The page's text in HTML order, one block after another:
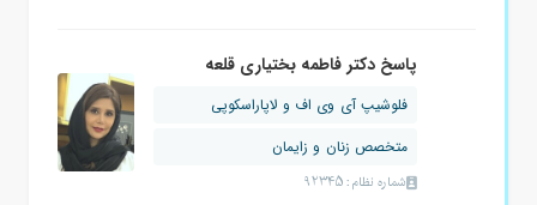
پاسخ دکتر فاطمه بختیاری قلعه
فلوشیپ آی وی اف و لاپاراسکوپی
متخصص زنان و زایمان
شماره نظام: 92345